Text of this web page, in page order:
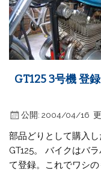
GT125 3号機 登
公開: 2004/04/16
部品どりとして購入
GT125。 バイクはバ
て登録。これでワシの